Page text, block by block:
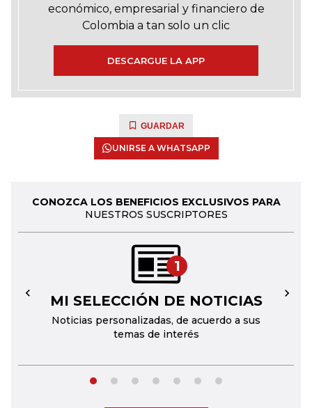
económico, empresarial y financiero de
Colombia a tan solo un clic
DESCARGUE LA APP
GUARDAR
UNIRSE A WHATSAPP
CONOZCA LOS BENEFICIOS EXCLUSIVOS PARA
NUESTROS SUSCRIPTORES
1
MI SELECCIÓN DE NOTICIAS
Noticias personalizadas, de acuerdo a sus
temas de interés
← →